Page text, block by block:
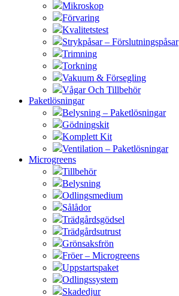
Mikroskop
Förvaring
Kvalitetstest
Strykpåsar – Förslutningspåsar
Trimning
Torkning
Vakuum & Försegling
Vågar Och Tillbehör
Paketlösningar
Belysning – Paketlösningar
Gödningskit
Komplett Kit
Ventilation – Paketlösningar
Microgreens
Tillbehör
Belysning
Odlingsmedium
Sålådor
Trädgårdsgödsel
Trädgårdsutrust
Grönsaksfrön
Fröer – Microgreens
Uppstartspaket
Odlingssystem
Skadedjur